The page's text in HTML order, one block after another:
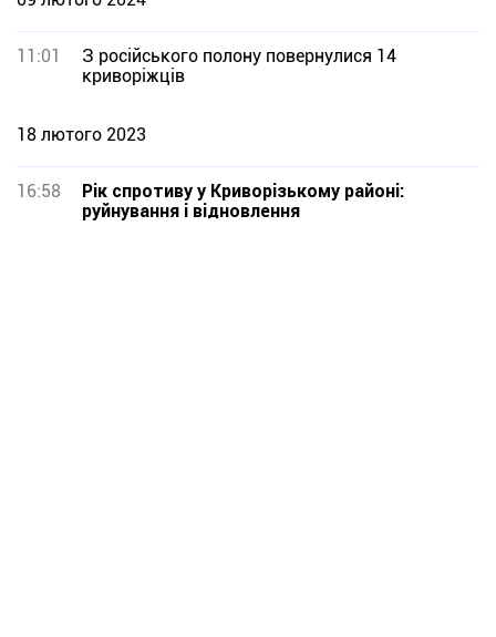
11:01
З російського полону повернулися 14
криворіжців
18 лютого 2023
16:58
Рік спротиву у Криворізькому районі:
руйнування і відновлення